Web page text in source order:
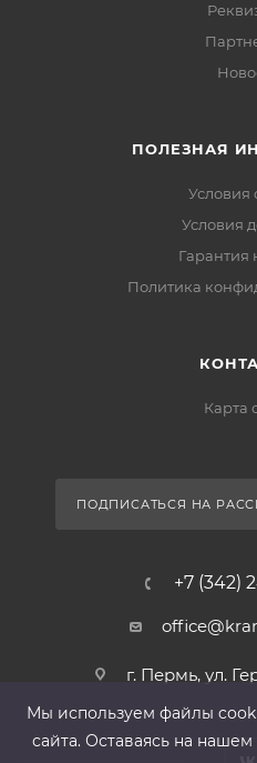
ПОЛЕЗНАЯ
Условия
Условия
Гарантия
Политика
Карта
ПОДПИСАТЬСЯ НА
+7 (342)
г. Пермь, ул.
Мы используем файлы
сайта. Оставаясь на